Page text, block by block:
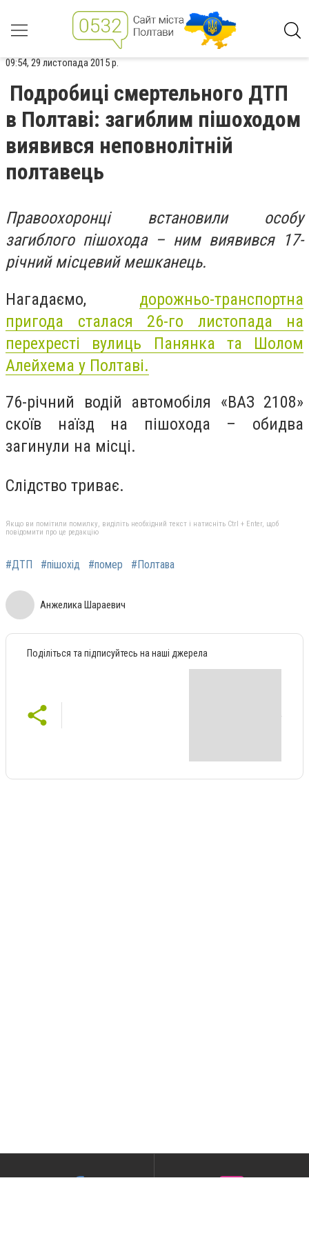
09:54, 29 листопада 2015 р.
Подробиці смертельного ДТП
в Полтаві: загиблим пішоходом
виявився неповнолітній
полтавець
Правоохоронці встановили особу
загиблого пішохода – ним виявився 17-
річний місцевий мешканець.
Нагадаємо, дорожньо-транспортна
пригода сталася 26-го листопада на
перехресті вулиць Панянка та Шолом
Алейхема у Полтаві.
76-річний водій автомобіля «ВАЗ 2108»
скоїв наїзд на пішохода – обидва
загинули на місці.
Слідство триває.
Якщо ви помітили помилку, виділіть необхідний текст і натисніть Ctrl + Enter, щоб
повідомити про це редакцію
#ДТП #пішохід #помер #Полтава
Анжелика Шараевич
Поділіться та підписуйтесь на наші джерела